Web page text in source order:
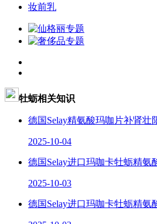
妆前乳
牡蛎相关知识
德国Selay精氨酸玛咖片补肾壮
2025-10-04
德国Selay进口玛咖卡牡蛎精
2025-10-03
德国Selay进口玛咖卡牡蛎精氨